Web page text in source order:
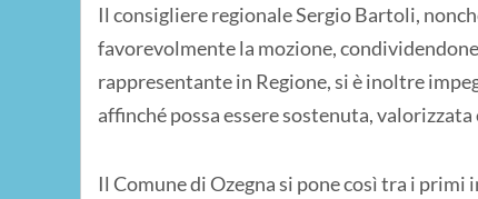
Il consigliere regionale Sergio Bartoli,
favorevolmente la mozione,
rappresentante in Regione, si è inoltre
affinché possa essere sostenuta,
Il Comune di Ozegna si pone così tra i